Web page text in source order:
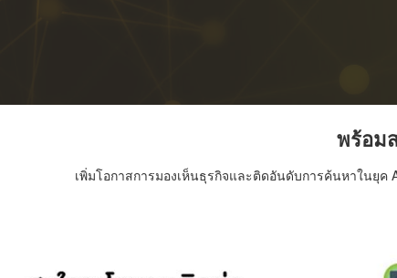
พร้อม
เพิ่มโอกาสการมองเห็นธุรกิจและติดอันดับการค้นหาในยุค